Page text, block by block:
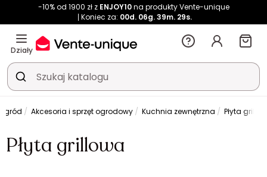
-10% od 1900 zł z ENJOY10na produkty Vente-unique
Koniec za: 00d. 06g. 39m. 29s.
Działy
Akcesoria i sprzęt ogrodowy Kuchnia zewnętrzna Płyta
Płyta grillowa